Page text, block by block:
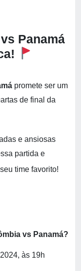
Panamá
promete ser um
de final da
e ansiosas
partida e
time favorito!
vs Panamá?
às 19h